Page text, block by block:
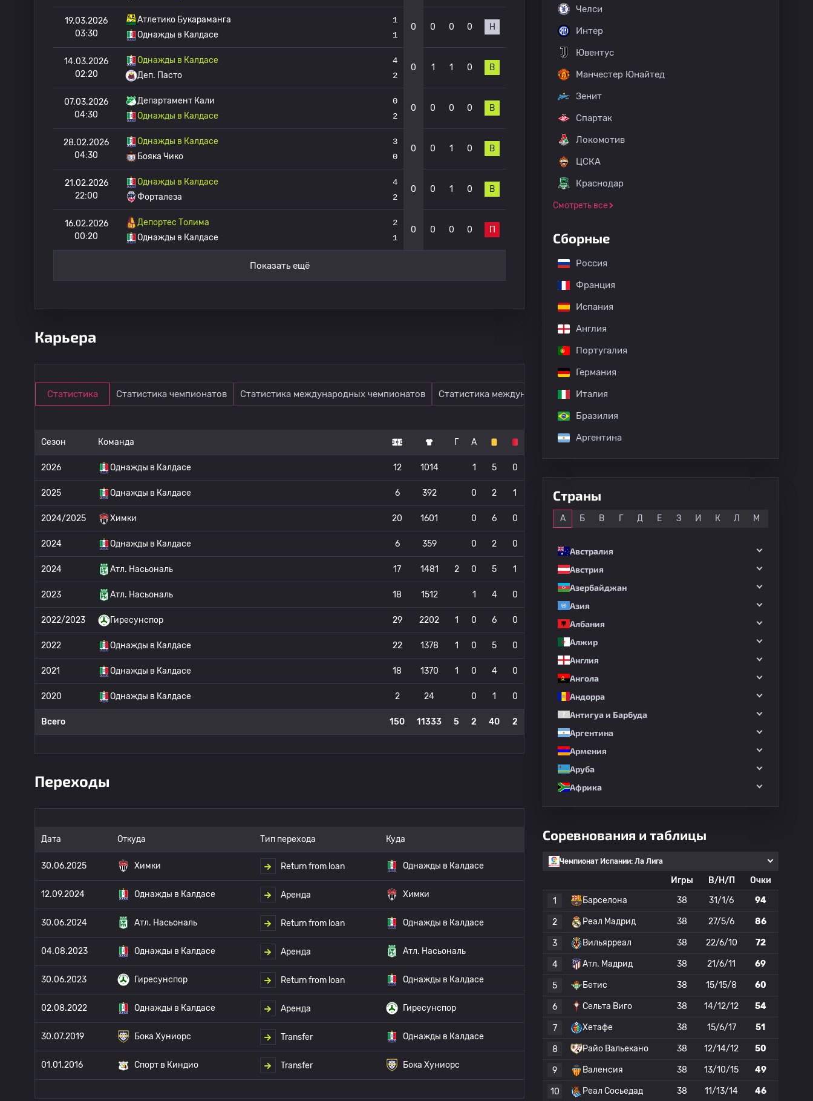
19.03.2026
03:30
Атлетико Букараманга
Однажды в Калдасе
1
1
0 0 0 0 Н
14.03.2026
02:20
Однажды в Калдасе
Деп. Пасто
4
2
0 1 1 0 В
07.03.2026
04:30
Департамент Кали
Однажды в Калдасе
0
2
0 0 0 0 В
28.02.2026
04:30
Однажды в Калдасе
Бояка Чико
3
0
0 0 1 0 В
21.02.2026
22:00
Однажды в Калдасе
Форталеза
4
2
0 0 1 0 В
16.02.2026
00:20
Депортес Толима
Однажды в Калдасе
2
1
0 0 0 0 П
Показать ещё
Карьера
Статистика Статистика чемпионатов Статистика международных чемпионатов Статистика международных матчей
Сезон Команда Г А
2026 Однажды в Калдасе 12 1014 1 5 0
2025 Однажды в Калдасе 6 392 0 2 1
2024/2025 Химки 20 1601 0 6 0
2024 Однажды в Калдасе 6 359 0 2 0
2024 Атл. Насьональ 17 1481 2 0 5 1
2023 Атл. Насьональ 18 1512 1 4 0
2022/2023 Гиресунспор 29 2202 1 0 6 0
2022 Однажды в Калдасе 22 1378 1 0 5 0
2021 Однажды в Калдасе 18 1370 1 0 4 0
2020 Однажды в Калдасе 2 24 0 1 0
Всего 150 11333 5 2 40 2
Переходы
Дата Откуда Тип перехода Куда
30.06.2025 Химки Return from loan Однажды в Калдасе
12.09.2024 Однажды в Калдасе Аренда Химки
30.06.2024 Атл. Насьональ Return from loan Однажды в Калдасе
04.08.2023 Однажды в Калдасе Аренда Атл. Насьональ
30.06.2023 Гиресунспор Return from loan Однажды в Калдасе
02.08.2022 Однажды в Калдасе Аренда Гиресунспор
30.07.2019 Бока Хуниорс Transfer Однажды в Калдасе
01.01.2016 Спорт в Киндио Transfer Бока Хуниорс
Челси
Интер
Ювентус
Манчестер Юнайтед
Зенит
Спартак
Локомотив
ЦСКА
Краснодар
Смотреть все
Сборные
Россия
Франция
Испания
Англия
Португалия
Германия
Италия
Бразилия
Аргентина
Страны
А Б В Г Д Е З И К Л М
Австралия
Австрия
Азербайджан
Азия
Албания
Алжир
Англия
Ангола
Андорра
Антигуа и Барбуда
Аргентина
Армения
Аруба
Африка
Соревнования и таблицы
Чемпионат Испании: Ла Лига
Игры В/Н/П
Очки
1
Барселона 38 31/1/6 94
2 Реал Мадрид 38 27/5/6 86
3 Вильярреал 38 22/6/10 72
4 Атл. Мадрид 38 21/6/11 69
5 Бетис 38 15/15/8 60
6 Сельта Виго 38 14/12/12 54
7 Хетафе 38 15/6/17 51
8 Райо Вальекано 38 12/14/12 50
9 Валенсия 38 13/10/15 49
10 Реал Сосьедад 38 11/13/14 46